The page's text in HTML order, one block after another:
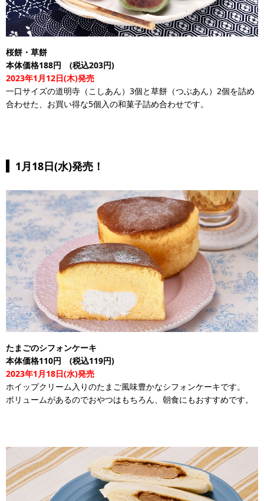
桜餅・草餅
本体価格188円 (税込203円)
2023年1月12日(木)発売
一口サイズの道明寺（こしあん）3個と草餅（つぶあん）2個を詰め
合わせた、お買い得な5個入の和菓子詰め合わせです。
1月18日(水)発売！
たまごのシフォンケーキ
本体価格110円 (税込119円)
2023年1月18日(水)発売
ホイップクリーム入りのたまご風味豊かなシフォンケーキです。
ボリュームがあるのでおやつはもちろん、朝食にもおすすめです。